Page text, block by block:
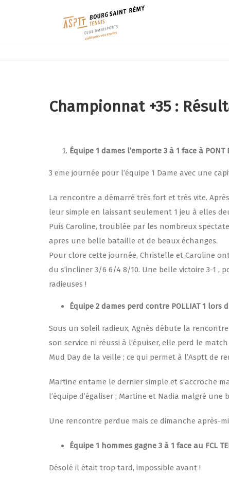
Championnat +35 :
Équipe 1 dames l’emporte 3 à 1 face à PONT
3 eme journée pour l’équipe 1 Dame avec une
La rencontre a démarré très fort et très vite.
leur simple en laissant seulement 1 jeu à elles
Puis Caroline, troublée par les nombreux
apres une belle bataille et de beaux échanges.
Pour clore cette journée, Christelle et Caroline
du s’incliner 3/6 6/4 8/10. Une belle victoire 3-1 ,
radieuses !
Équipe 2 dames perd contre POLLIAT 1 lors
Sous un soleil radieux, Agnès débute la
son service ni réussi à l’épuiser, elle perd le
Mud Day de la veille ; ce qui permet à l’Asptt de
Martine entame le dernier simple et s’accroche
l’équipe d’égaliser ; Martine et Nadia malgré
Une rencontre perdue mais ce dimanche après-
Équipe 1 hommes gagne 3 à 1 face au FCL
Désolé il était trop tard, impossible avant !